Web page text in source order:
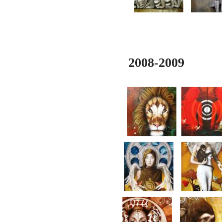
2008-2009